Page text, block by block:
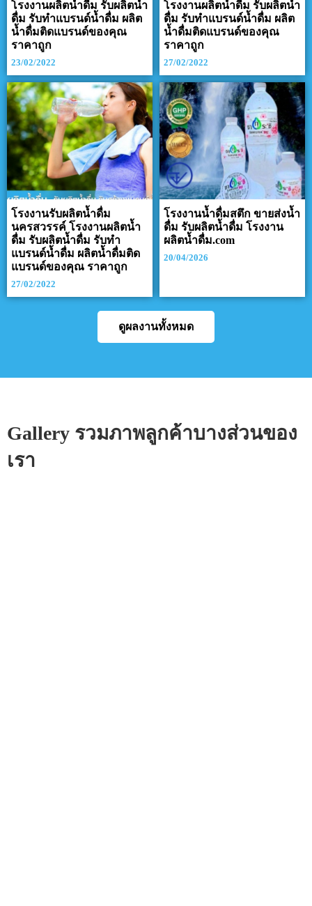
โรงงานผลิตน้ำดื่ม รับผลิตน้ำ
ดื่ม รับทำแบรนด์น้ำดื่ม ผลิต
น้ำดื่มติดแบรนด์ของคุณ
ราคาถูก
23/02/2022
โรงงานผลิตน้ำดื่ม รับผลิตน้ำ
ดื่ม รับทำแบรนด์น้ำดื่ม ผลิต
น้ำดื่มติดแบรนด์ของคุณ
ราคาถูก
27/02/2022
โรงงานรับผลิตน้ำดื่ม
นครสวรรค์ โรงงานผลิตน้ำ
ดื่ม รับผลิตน้ำดื่ม รับทำ
แบรนด์น้ำดื่ม ผลิตน้ำดื่มติด
แบรนด์ของคุณ ราคาถูก
27/02/2022
โรงงานน้ำดื่มสตึก ขายส่งน้ำ
ดื่ม รับผลิตน้ำดื่ม โรงงาน
ผลิตน้ำดื่ม.com
20/04/2026
ดูผลงานทั้งหมด
Gallery รวมภาพลูกค้าบางส่วนของ
เรา